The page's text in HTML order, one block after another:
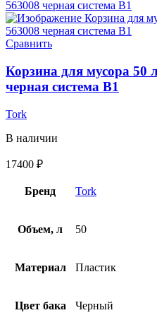
Сравнить
Корзина для мусора 50
черная система B1
Tork
В наличии
17400 ₽
Бренд Tork
Объем, л 50
Материал Пластик
Цвет бака Черный